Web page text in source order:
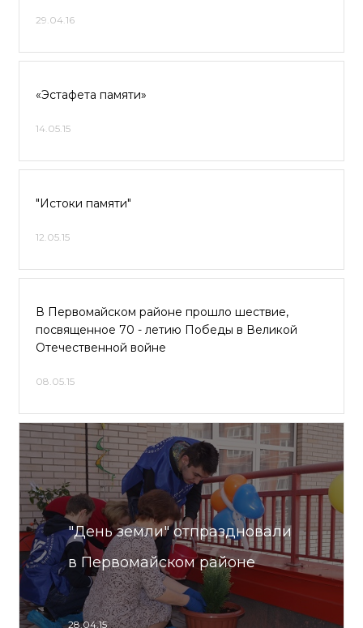
29.04.16
«Эстафета памяти»
14.05.15
"Истоки памяти"
12.05.15
В Первомайском районе прошло шествие,
посвященное 70 - летию Победы в Великой
Отечественной войне
08.05.15
"День земли" отпраздновали
в Первомайском районе
28.04.15